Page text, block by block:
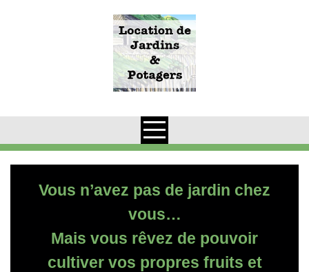
Vous n’avez pas de jardin chez
vous…
Mais vous rêvez de pouvoir
cultiver vos propres fruits et